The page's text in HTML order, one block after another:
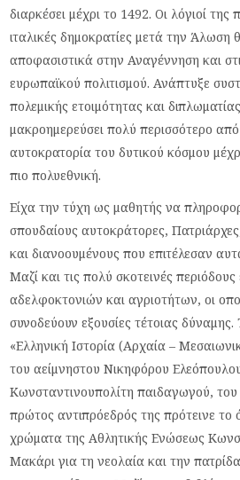
διαρκέσει μέχρι το 1492. Οι λόγιοί
ιταλικές δημοκρατίες μετά την Άλωση
αποφασιστικά στην Αναγέννηση και
ευρωπαϊκού πολιτισμού. Ανάπτυξε
πολεμικής ετοιμότητας και
μακροημερεύσει πολύ περισσότερο
αυτοκρατορία του δυτικού κόσμου
πιο πολυεθνική.
Είχα την τύχη ως μαθητής να
σπουδαίους αυτοκράτορες,
και διανοουμένους που επιτέλεσαν
Μαζί και τις πολύ σκοτεινές
αδελφοκτονιών και αγριοτήτων, οι
συνοδεύουν εξουσίες τέτοιας
«Ελληνική Ιστορία (Αρχαία –
του αείμνηστου Νικηφόρου
Κωνσταντινουπολίτη παιδαγωγού,
πρώτος αντιπρόεδρός της πρότεινε
χρώματα της Αθλητικής Ενώσεως
Μακάρι για τη νεολαία και την